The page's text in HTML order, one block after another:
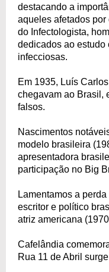
destacando a
aqueles afetados por
do Infectologista,
dedicados ao estudo
infecciosas.
Em 1935, Luís
chegavam ao Brasil,
falsos.
Nascimentos
modelo brasileira
apresentadora
participação no Big
Lamentamos a
escritor e político
atriz americana
Cafelândia
Rua 11 de Abril